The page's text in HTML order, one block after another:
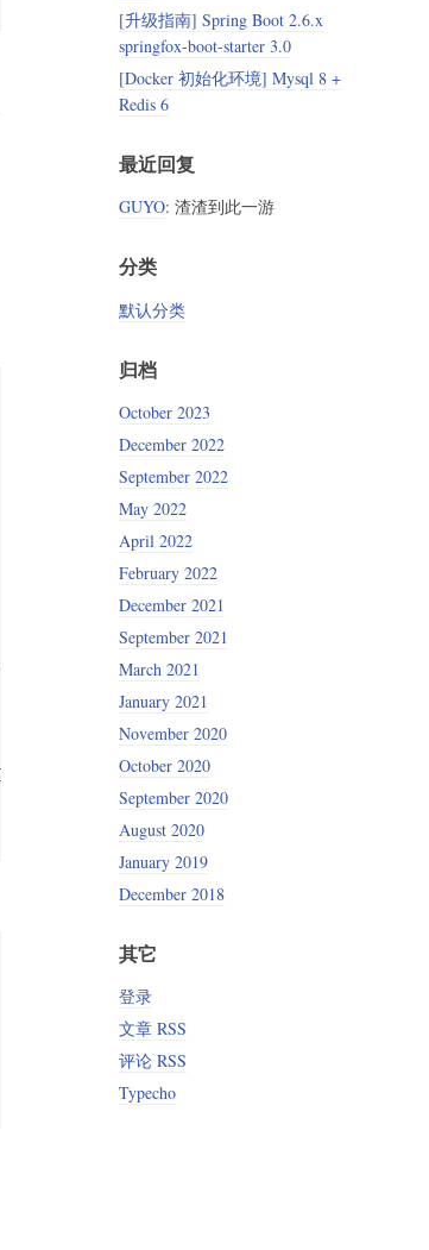
[升级指南] Spring Boot 2.6.x
springfox-boot-starter 3.0
[Docker 初始化环境] Mysql 8 +
Redis 6
最近回复
GUYO: 渣渣到此一游
分类
默认分类
归档
October 2023
December 2022
September 2022
May 2022
April 2022
February 2022
December 2021
September 2021
March 2021
January 2021
November 2020
October 2020
September 2020
August 2020
January 2019
December 2018
其它
登录
文章 RSS
评论 RSS
Typecho